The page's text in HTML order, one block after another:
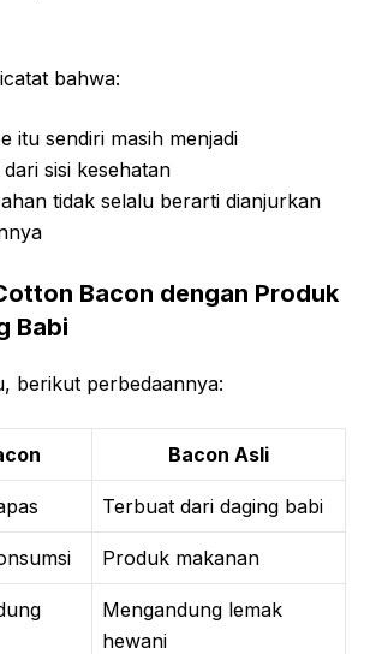
bahwa:
itu sendiri masih menjadi
sisi kesehatan
tidak selalu berarti dianjurkan
Bacon dengan Produk
Babi
berikut perbedaannya:
Bacon Asli
Terbuat dari daging babi
Produk makanan
Mengandung lemak
hewani